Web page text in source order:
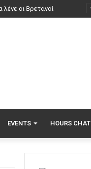
EVENTS HOURS CHAT